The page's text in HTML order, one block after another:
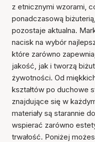
z etnicznymi wzorami,
ponadczasową
pozostaje aktualna.
nacisk na wybór
które zarówno
jakość, jak i tworzą
żywotności. Od
kształtów po duchowe
znajdujące się w
materiały są starannie
wspierać zarówno
trwałość. Poniżej